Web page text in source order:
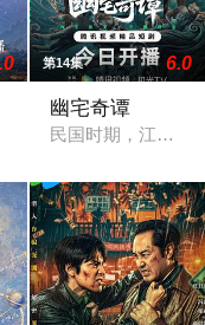
王朝有史以来个以女
第14集 6.0
幽宅奇谭
民国时期，江淮与